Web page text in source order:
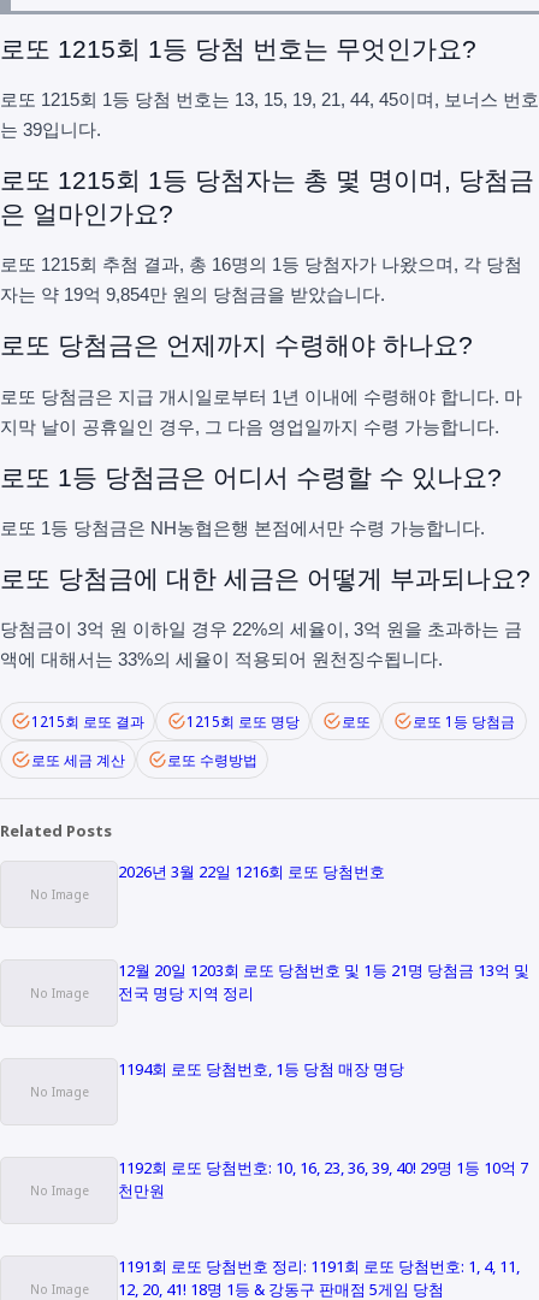
로또 1215회 1등 당첨 번호는 무엇인가요?
로또 1215회 1등 당첨 번호는 13, 15, 19, 21, 44, 45이며, 보너스 번호
는 39입니다.
로또 1215회 1등 당첨자는 총 몇 명이며, 당첨금
은 얼마인가요?
로또 1215회 추첨 결과, 총 16명의 1등 당첨자가 나왔으며, 각 당첨
자는 약 19억 9,854만 원의 당첨금을 받았습니다.
로또 당첨금은 언제까지 수령해야 하나요?
로또 당첨금은 지급 개시일로부터 1년 이내에 수령해야 합니다. 마
지막 날이 공휴일인 경우, 그 다음 영업일까지 수령 가능합니다.
로또 1등 당첨금은 어디서 수령할 수 있나요?
로또 1등 당첨금은 NH농협은행 본점에서만 수령 가능합니다.
로또 당첨금에 대한 세금은 어떻게 부과되나요?
당첨금이 3억 원 이하일 경우 22%의 세율이, 3억 원을 초과하는 금
액에 대해서는 33%의 세율이 적용되어 원천징수됩니다.
1215회 로또 결과 1215회 로또 명당 로또
로또 1등 당첨금
로또 세금 계산
로또 수령방법
Related Posts
2026년 3월 22일 1216회 로또 당첨번호
12월 20일 1203회 로또 당첨번호 및 1등 21명 당첨금 13억 및
전국 명당 지역 정리
1194회 로또 당첨번호, 1등 당첨 매장 명당
1192회 로또 당첨번호: 10, 16, 23, 36, 39, 40! 29명 1등 10억 7
천만원
1191회 로또 당첨번호 정리: 1191회 로또 당첨번호: 1, 4, 11,
12, 20, 41! 18명 1등 & 강동구 판매점 5게임 당첨